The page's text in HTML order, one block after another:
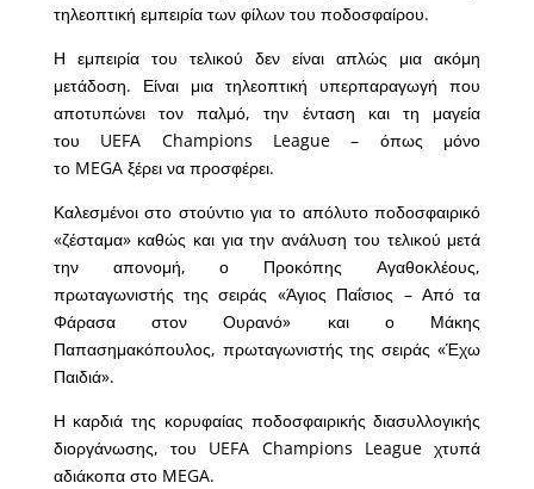
τηλεοπτική εμπειρία των φίλων του ποδοσφαίρου.
Η εμπειρία του τελικού δεν είναι απλώς μια ακόμη
μετάδοση. Είναι μια τηλεοπτική υπερπαραγωγή που
αποτυπώνει τον παλμό, την ένταση και τη μαγεία
του UEFA Champions League – όπως μόνο
το MEGA ξέρει να προσφέρει.
Καλεσμένοι στο στούντιο για το απόλυτο ποδοσφαιρικό
«ζέσταμα» καθώς και για την ανάλυση του τελικού μετά
την απονομή, ο Προκόπης Αγαθοκλέους,
πρωταγωνιστής της σειράς «Άγιος Παΐσιος – Από τα
Φάρασα στον Ουρανό» και ο Μάκης
Παπασημακόπουλος, πρωταγωνιστής της σειράς «Έχω
Παιδιά».
Η καρδιά της κορυφαίας ποδοσφαιρικής διασυλλογικής
διοργάνωσης, του UEFA Champions League χτυπά
αδιάκοπα στο MEGA.